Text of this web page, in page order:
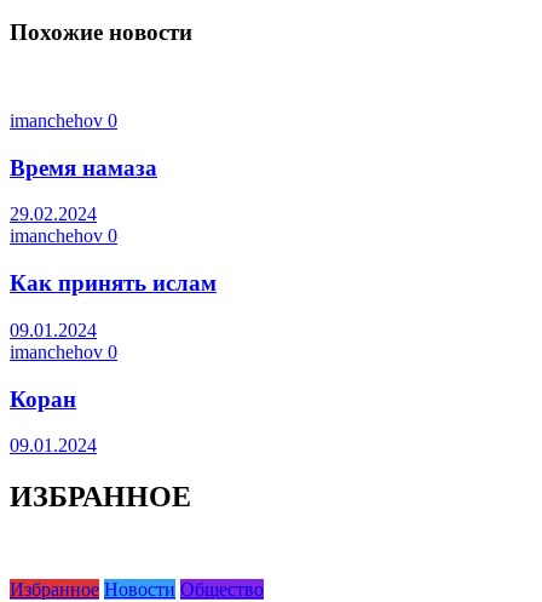
Похожие новости
imanchehov 0
Время намаза
29.02.2024
imanchehov 0
Как принять ислам
09.01.2024
imanchehov 0
Коран
09.01.2024
ИЗБРАННОЕ
Избранное Новости Общество